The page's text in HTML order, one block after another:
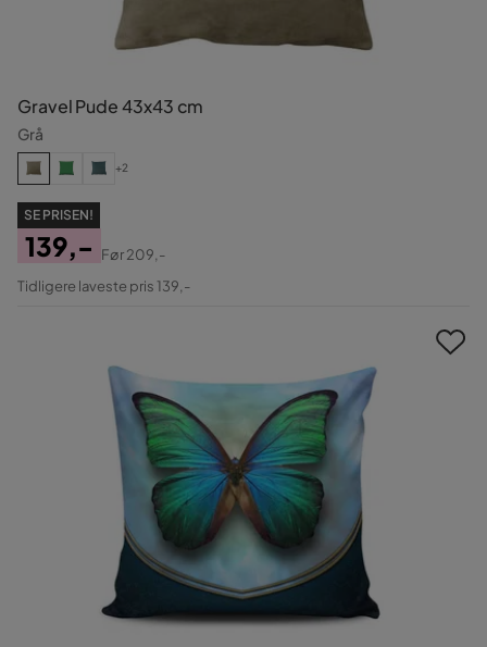
Gravel Pude 43x43 cm
Grå
+2
SE PRISEN!
Pris
139,-
Original
Før209,-
Tidligere laveste pris 139,-